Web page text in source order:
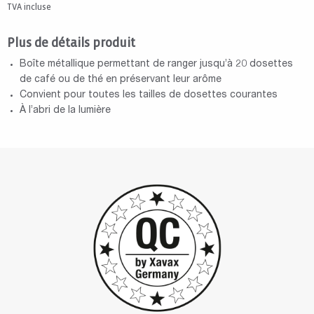
TVA incluse
Plus de détails produit
Boîte métallique permettant de ranger jusqu’à 20 dosettes
de café ou de thé en préservant leur arôme
Convient pour toutes les tailles de dosettes courantes
À l’abri de la lumière